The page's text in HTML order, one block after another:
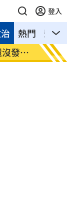
登入
熱門 影音
看 帶小